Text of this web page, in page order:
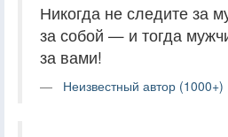
Никогда не следите за
за собой — и тогда
за вами!
Неизвестный автор (1000+)